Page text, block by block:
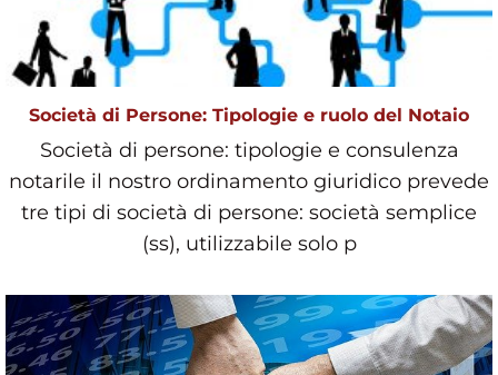
Società di Persone: Tipologie e ruolo del Notaio
Società di persone: tipologie e consulenza
notarile il nostro ordinamento giuridico prevede
tre tipi di società di persone: società semplice
(ss), utilizzabile solo p